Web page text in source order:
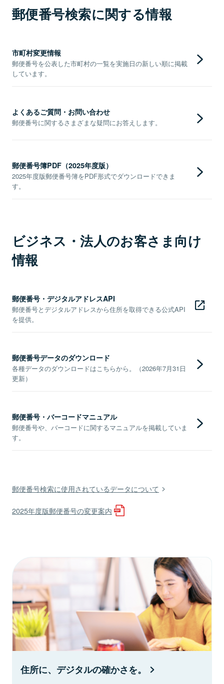
郵便番号検索に関する情報
市町村変更情報
郵便番号を公表した市町村の一覧を実施日の新しい順に掲載
しています。
よくあるご質問・お問い合わせ
郵便番号に関するさまざまな疑問にお答えします。
郵便番号簿PDF（2025年度版）
2025年度版郵便番号簿をPDF形式でダウンロードできま
す。
ビジネス・法人のお客さま向け
情報
郵便番号・デジタルアドレスAPI
郵便番号とデジタルアドレスから住所を取得できる公式API
を提供。
郵便番号データのダウンロード
各種データのダウンロードはこちらから。（2026年7月31日
更新）
郵便番号・バーコードマニュアル
郵便番号や、バーコードに関するマニュアルを掲載していま
す。
郵便番号検索に使用されているデータについて
2025年度版郵便番号の変更案内
住所に、デジタルの確かさを。